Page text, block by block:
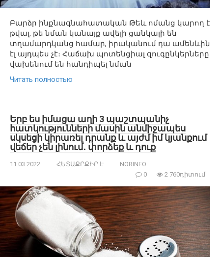
Բարձր ինքնագնահատական Թեև ոմանց կարող է
թվալ, թե նման կանայք ավելի ցանկալի են
տղամարդկանց համար, իրականում դա ամենևին
էլ այդպես չէ։ Հաճախ պոտենցիալ զուգընկերները
վախենում են հանդիպել նման
Читать полностью
Երբ ես իմացա աղի 3 պաշտպանիչ
հատկությունների մասին անմիջապես
սկսեցի կիրառել դրանք և այժմ իմ կյանքում
վեճեր չեն լինում․ փորձեք և դուք
11.03.2022 ՀԵՏԱՔՐՔԻՐ Է
NORINFO
0
2 760դիտում